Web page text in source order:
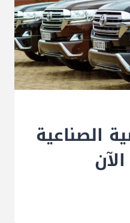
الصناعية